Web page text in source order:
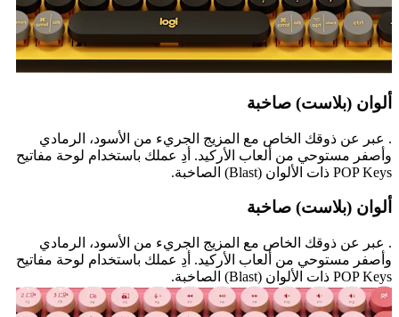
ألوان (بلاست) صاخبة
. عبر عن ذوقك الخاص مع المزيج الجريء من الأسود، الرمادي
وأصفر مستوحي من ألعاب الأركيد. أدِ عملك باستخدام لوحة مفاتيح
POP Keys ذات الألوان (Blast) الصاخبة.
ألوان (بلاست) صاخبة
. عبر عن ذوقك الخاص مع المزيج الجريء من الأسود، الرمادي
وأصفر مستوحي من ألعاب الأركيد. أدِ عملك باستخدام لوحة مفاتيح
POP Keys ذات الألوان (Blast) الصاخبة.